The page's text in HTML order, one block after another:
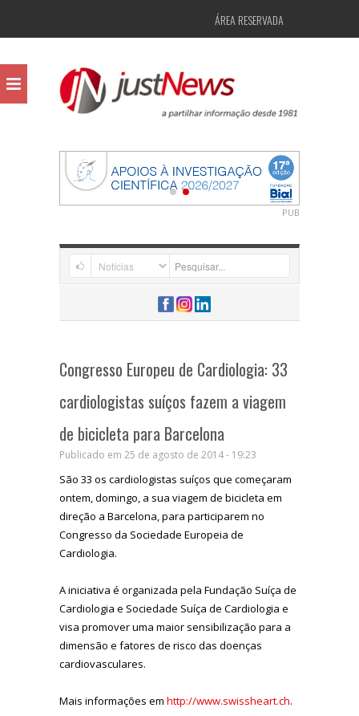
ÁREA RESERVADA
PUB
Congresso Europeu de Cardiologia: 33
cardiologistas suíços fazem a viagem
de bicicleta para Barcelona
Publicado em 25 de agosto de 2014 - 19:23
São 33 os cardiologistas suíços que começaram
ontem, domingo, a sua viagem de bicicleta em
direção a Barcelona, para participarem no
Congresso da Sociedade Europeia de
Cardiologia.
A iniciativa é organizada pela Fundação Suíça de
Cardiologia e Sociedade Suíça de Cardiologia e
visa promover uma maior sensibilização para a
dimensão e fatores de risco das doenças
cardiovasculares.
Mais informações em http://www.swissheart.ch.